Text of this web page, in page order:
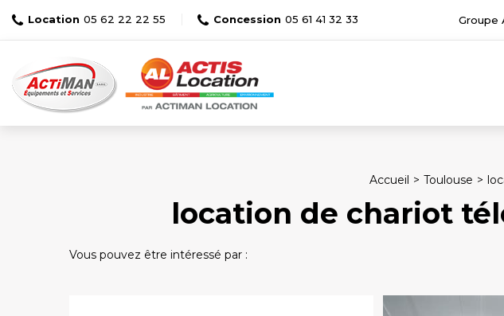
Location 05 62 22 22 55 Concession 05 61 41 32 33 Groupe
Accueil Toulouse
location de chariot
Vous pouvez être intéressé par :